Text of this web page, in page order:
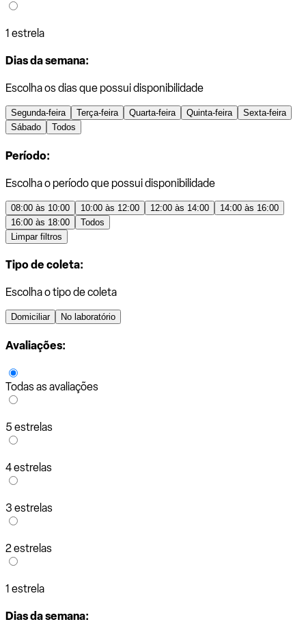
1 estrela
Dias da semana:
Escolha os dias que possui disponibilidade
Segunda-feira Terça-feira Quarta-feira Quinta-feira
Sexta-feira
Sábado
Todos
Período:
Escolha o período que possui disponibilidade
08:00 às 10:00 10:00 às 12:00 12:00 às 14:00
14:00 às 16:00
16:00 às 18:00
Todos
Limpar filtros
Tipo de coleta:
Escolha o tipo de coleta
Domiciliar No laboratório
Avaliações:
Todas as avaliações
5 estrelas
4 estrelas
3 estrelas
2 estrelas
1 estrela
Dias da semana: